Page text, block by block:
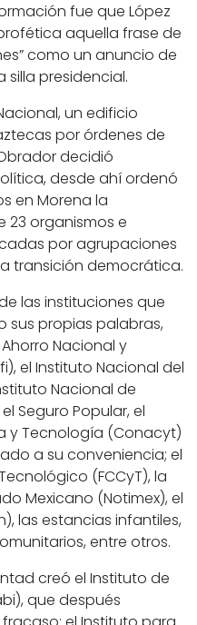
fue que López
aquella frase de
como un anuncio de
silla presidencial.
un edificio
por órdenes de
decidió
desde ahí ordenó
en Morena la
23 organismos e
por agrupaciones
transición democrática.
las instituciones que
sus propias palabras,
Nacional y
el Instituto Nacional del
Nacional de
Seguro Popular, el
y Tecnología (Conacyt)
a su conveniencia; el
(FCCyT), la
Mexicano (Notimex), el
las estancias infantiles,
entre otros.
creó el Instituto de
que después